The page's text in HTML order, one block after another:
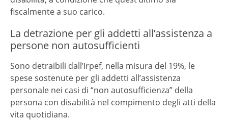
fiscalmente a suo carico.
La detrazione per gli addetti all’assistenza a
persone non autosufficienti
Sono detraibili dall’Irpef, nella misura del 19%, le
spese sostenute per gli addetti all’assistenza
personale nei casi di “non autosufficienza” della
persona con disabilità nel compimento degli atti della
vita quotidiana.